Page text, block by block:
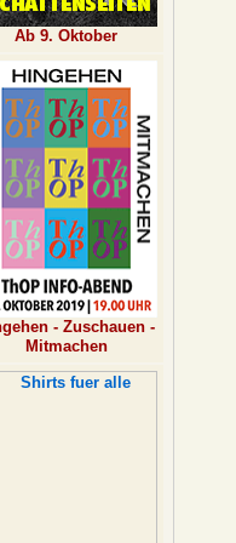
Ab 9. Oktober
- Zuschauen -
Mitmachen